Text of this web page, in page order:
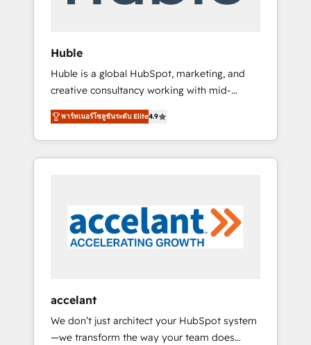
Paypal 💰 Sage or Netsuite 🤖 Google or
Microsoft ✍️ DocuSign or PandaDoc 🌐
Avalara or Quaderno HubSnacks holds the
rare Advanced "Custom Integrations"
Accreditation, securely sync data across... 🔄
any apps, in any direction. Stuck on your old
CRM..? Migrate | seamlessly off your old CRM
our in-house "HubScrub" Tool.
Huble
Huble is a global HubSpot, marketing, and
creative consultancy working with mid-
market and enterprise businesses. We go
beyond implementation, shaping the
strategy, processes, and teams that turn
HubSpot into a genuine growth engine.
5 partners worldwide, and with over 15 years
in the ecosystem, Huble has built a track
record that speaks for itself. One company,
Singapore, and South Africa. Certified
compliant with ISO/IEC 27001:2022 and ISO
9001:2015 across all seven international
พาร์ทเนอร์โซลูชันระดับ Elite4.9
accelant
We don’t just architect your HubSpot system
—we transform the way your team does